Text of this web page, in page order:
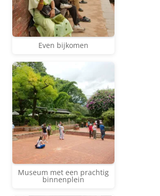
Even bijkomen
Museum met een prachtig
binnenplein